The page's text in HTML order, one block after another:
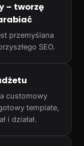
– tworzę
przemyślana
SEO.
customowy
template,
i działał.